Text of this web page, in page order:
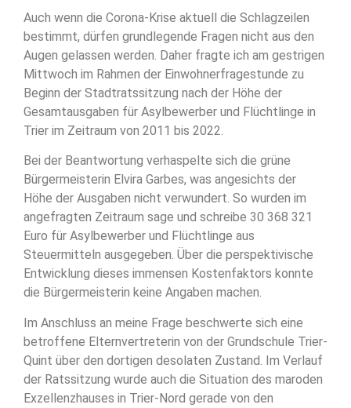
Auch wenn die Corona-Krise aktuell die Schlagzeilen
bestimmt, dürfen grundlegende Fragen nicht aus den
Augen gelassen werden. Daher fragte ich am gestrigen
Mittwoch im Rahmen der Einwohnerfragestunde zu
Beginn der Stadtratssitzung nach der Höhe der
Gesamtausgaben für Asylbewerber und Flüchtlinge in
Trier im Zeitraum von 2011 bis 2022.
Bei der Beantwortung verhaspelte sich die grüne
Bürgermeisterin Elvira Garbes, was angesichts der
Höhe der Ausgaben nicht verwundert. So wurden im
angefragten Zeitraum sage und schreibe 30 368 321
Euro für Asylbewerber und Flüchtlinge aus
Steuermitteln ausgegeben. Über die perspektivische
Entwicklung dieses immensen Kostenfaktors konnte
die Bürgermeisterin keine Angaben machen.
Im Anschluss an meine Frage beschwerte sich eine
betroffene Elternvertreterin von der Grundschule Trier-
Quint über den dortigen desolaten Zustand. Im Verlauf
der Ratssitzung wurde auch die Situation des maroden
Exzellenzhauses in Trier-Nord gerade von den